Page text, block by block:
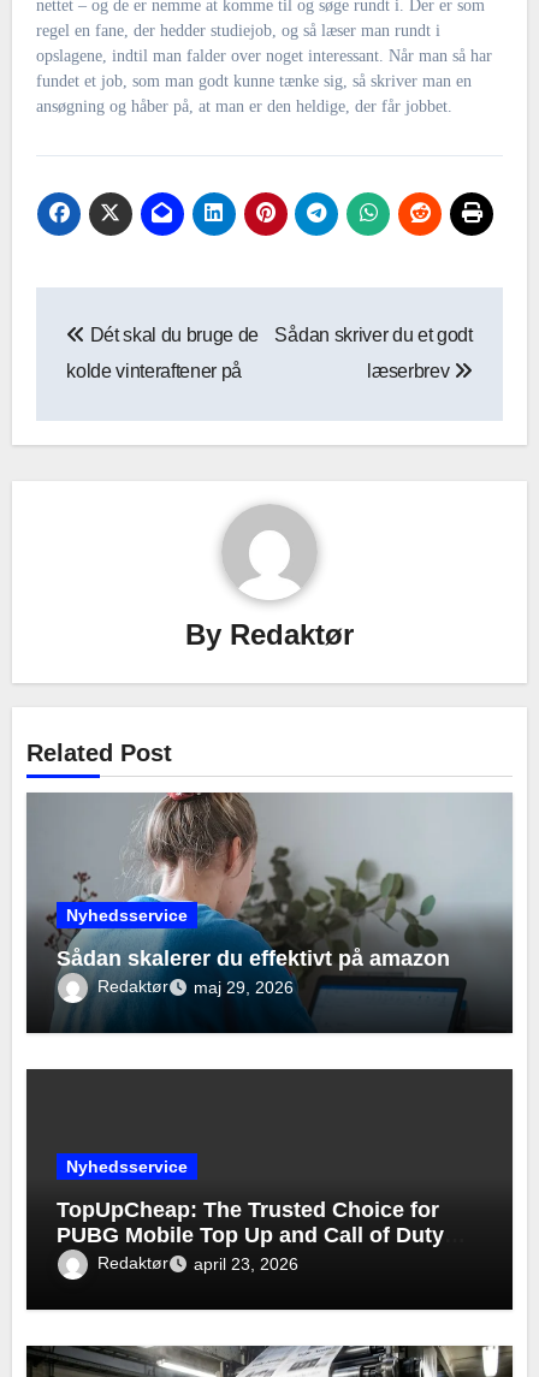
nettet – og de er nemme at komme til og søge rundt i. Der er som
regel en fane, der hedder studiejob, og så læser man rundt i
opslagene, indtil man falder over noget interessant. Når man så har
fundet et job, som man godt kunne tænke sig, så skriver man en
ansøgning og håber på, at man er den heldige, der får jobbet.
Dét skal du bruge de
kolde vinteraftener på
Sådan skriver du et godt
læserbrev
By Redaktør
Related Post
Nyhedsservice
Sådan skalerer du effektivt på amazon
Redaktør maj 29, 2026
Nyhedsservice
TopUpCheap: The Trusted Choice for
PUBG Mobile Top Up and Call of Duty
Mobile Top Up
Redaktør april 23, 2026